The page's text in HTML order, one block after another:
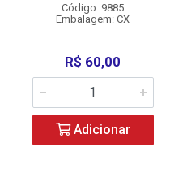
Código: 9885
Embalagem: CX
R$ 60,00
Adicionar